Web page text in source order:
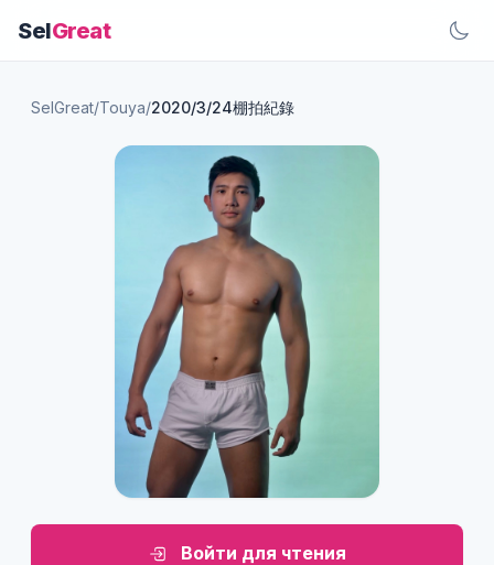
SelGreat
SelGreat/Touya/2020/3/24棚拍紀錄
Войти для чтения